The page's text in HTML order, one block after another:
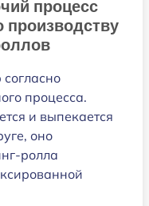
процесс
производству
процесса.
и выпекается
оно
ролла